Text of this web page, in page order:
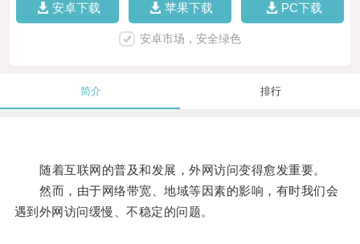
安卓下载 苹果下载 PC下载
安卓市场，安全绿色
简介 排行
随着互联网的普及和发展，外网访问变得愈发重要。
然而，由于网络带宽、地域等因素的影响，有时我们会
遇到外网访问缓慢、不稳定的问题。